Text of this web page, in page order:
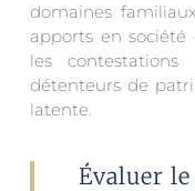
domaines
apports en société
les
détenteurs de
latente.
Évaluer